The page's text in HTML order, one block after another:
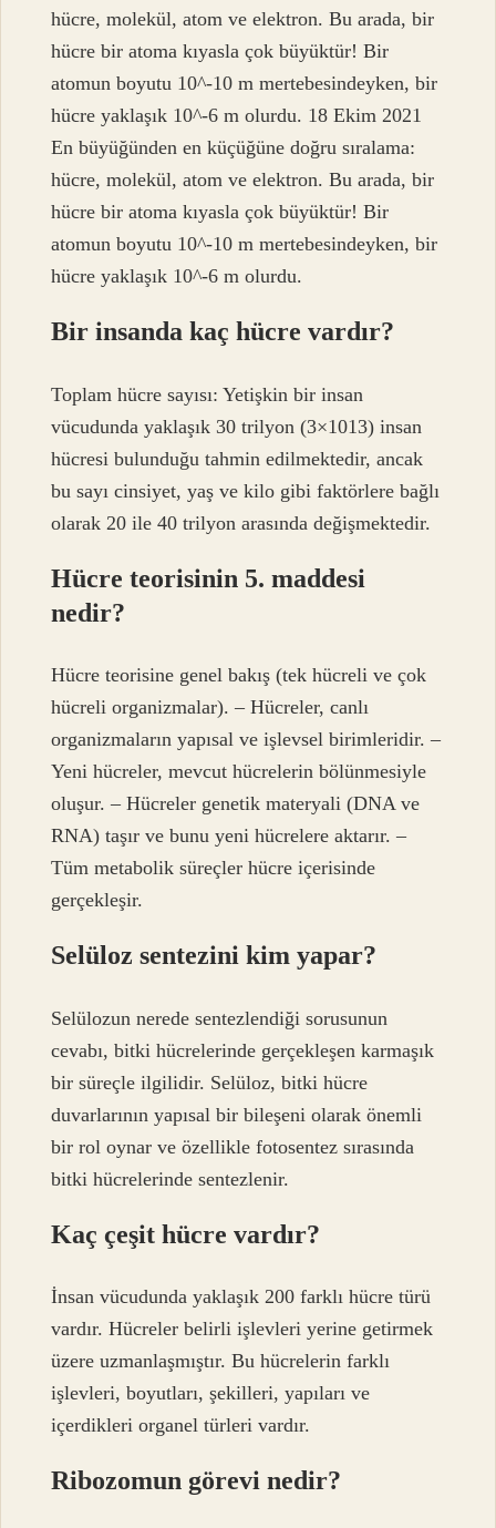
hücre, molekül, atom ve elektron. Bu arada, bir
hücre bir atoma kıyasla çok büyüktür! Bir
atomun boyutu 10^-10 m mertebesindeyken, bir
hücre yaklaşık 10^-6 m olurdu. 18 Ekim 2021
En büyüğünden en küçüğüne doğru sıralama:
hücre, molekül, atom ve elektron. Bu arada, bir
hücre bir atoma kıyasla çok büyüktür! Bir
atomun boyutu 10^-10 m mertebesindeyken, bir
hücre yaklaşık 10^-6 m olurdu.
Bir insanda kaç hücre vardır?
Toplam hücre sayısı: Yetişkin bir insan
vücudunda yaklaşık 30 trilyon (3×1013) insan
hücresi bulunduğu tahmin edilmektedir, ancak
bu sayı cinsiyet, yaş ve kilo gibi faktörlere bağlı
olarak 20 ile 40 trilyon arasında değişmektedir.
Hücre teorisinin 5. maddesi
nedir?
Hücre teorisine genel bakış (tek hücreli ve çok
hücreli organizmalar). – Hücreler, canlı
organizmaların yapısal ve işlevsel birimleridir. –
Yeni hücreler, mevcut hücrelerin bölünmesiyle
oluşur. – Hücreler genetik materyali (DNA ve
RNA) taşır ve bunu yeni hücrelere aktarır. –
Tüm metabolik süreçler hücre içerisinde
gerçekleşir.
Selüloz sentezini kim yapar?
Selülozun nerede sentezlendiği sorusunun
cevabı, bitki hücrelerinde gerçekleşen karmaşık
bir süreçle ilgilidir. Selüloz, bitki hücre
duvarlarının yapısal bir bileşeni olarak önemli
bir rol oynar ve özellikle fotosentez sırasında
bitki hücrelerinde sentezlenir.
Kaç çeşit hücre vardır?
İnsan vücudunda yaklaşık 200 farklı hücre türü
vardır. Hücreler belirli işlevleri yerine getirmek
üzere uzmanlaşmıştır. Bu hücrelerin farklı
işlevleri, boyutları, şekilleri, yapıları ve
içerdikleri organel türleri vardır.
Ribozomun görevi nedir?